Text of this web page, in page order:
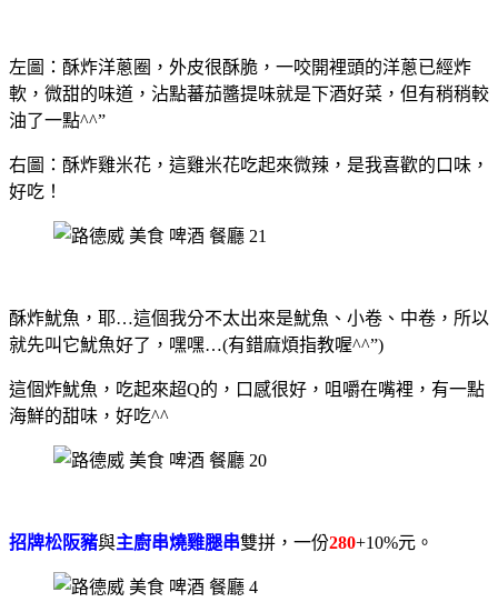
左圖： 酥炸洋蔥圈，外皮很酥脆，一咬開裡頭的洋蔥已經炸
軟，微甜的味道，沾點蕃茄醬提味就是下酒好菜，但有稍稍較
油了一點^^”
右圖： 酥炸雞米花，這雞米花吃起來微辣，是我喜歡的口味，
好吃！
酥炸魷魚，耶…這個我分不太出來是魷魚、小卷、中卷，所以
就先叫它魷魚好了，嘿嘿…(有錯麻煩指教喔^^”)
這個炸魷魚，吃起來超Q的，口感很好，咀嚼在嘴裡，有一點
海鮮的甜味，好吃^^
招牌松阪豬與主廚串燒雞腿串雙拼，一份280+10%元。